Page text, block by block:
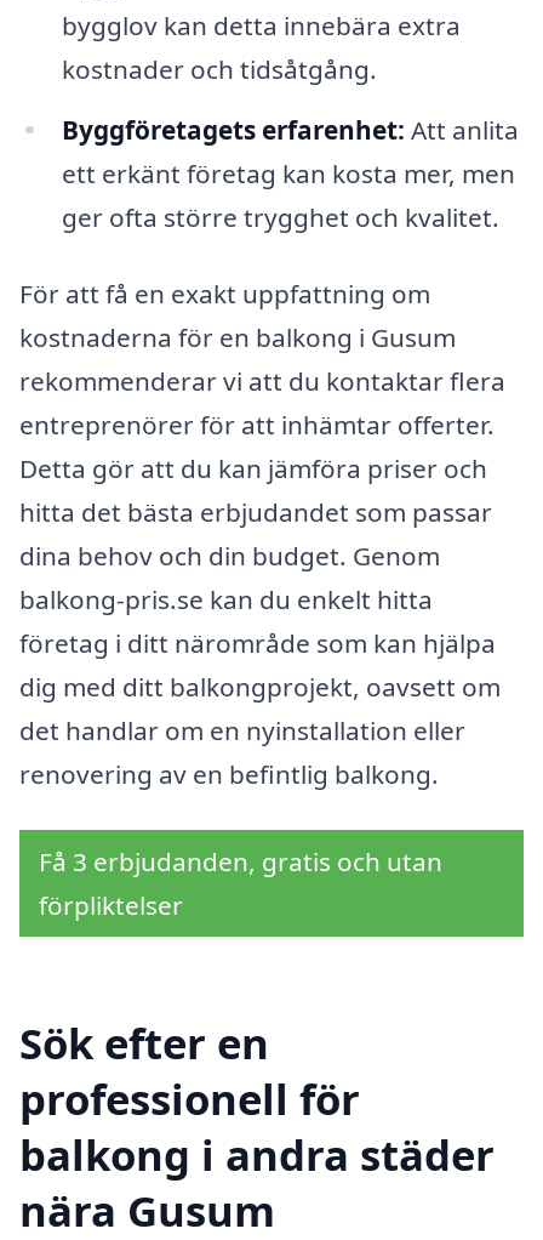
bygglov kan detta innebära extra
kostnader och tidsåtgång.
Byggföretagets erfarenhet: Att anlita
ett erkänt företag kan kosta mer, men
ger ofta större trygghet och kvalitet.
För att få en exakt uppfattning om
kostnaderna för en balkong i Gusum
rekommenderar vi att du kontaktar flera
entreprenörer för att inhämtar offerter.
Detta gör att du kan jämföra priser och
hitta det bästa erbjudandet som passar
dina behov och din budget. Genom
balkong-pris.se kan du enkelt hitta
företag i ditt närområde som kan hjälpa
dig med ditt balkongprojekt, oavsett om
det handlar om en nyinstallation eller
renovering av en befintlig balkong.
Få 3 erbjudanden, gratis och utan
förpliktelser
Sök efter en
professionell för
balkong i andra städer
nära Gusum